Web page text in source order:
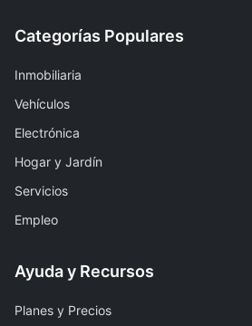
Categorías Populares
Inmobiliaria
Vehículos
Electrónica
Hogar y Jardín
Servicios
Empleo
Ayuda y Recursos
Planes y Precios